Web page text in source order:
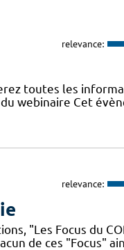
relevance:
toutes les
webinaire Cet
relevance:
"Les Focus du
de ces "Focus"